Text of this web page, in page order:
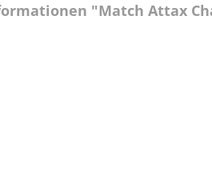
"Match Attax